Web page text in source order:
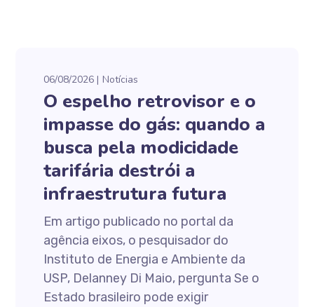
06/08/2026 Notícias
O espelho retrovisor e o
impasse do gás: quando a
busca pela modicidade
tarifária destrói a
infraestrutura futura
Em artigo publicado no portal da
agência eixos, o pesquisador do
Instituto de Energia e Ambiente da
USP, Delanney Di Maio, pergunta Se o
Estado brasileiro pode exigir